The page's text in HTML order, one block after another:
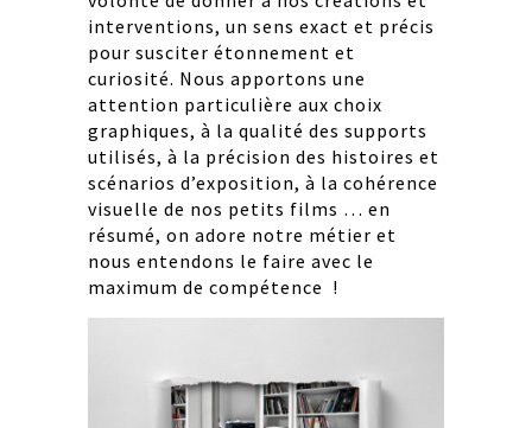
interventions, un sens exact et précis
pour susciter étonnement et
curiosité. Nous apportons une
attention particulière aux choix
graphiques, à la qualité des supports
utilisés, à la précision des histoires et
scénarios d’exposition, à la cohérence
visuelle de nos petits films … en
résumé, on adore notre métier et
nous entendons le faire avec le
maximum de compétence !